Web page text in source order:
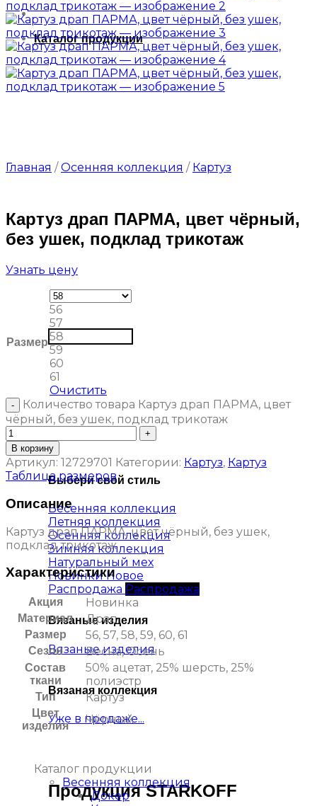
Каталог продукции
Выбери свой стиль
Весенняя коллекция
Летняя коллекция
Осенняя коллекция
Зимняя коллекция
Натуральный мех
Новинки
Распродажа
Вязаные изделия
Вязаные изделия
Вязаная коллекция
Уже в продаже...
Продукция STARKOFF
Главная / Осенняя коллекция / Картуз
Картуз драп ПАРМА, цвет чёрный,
без ушек, подклад трикотаж
Узнать цену
Размер
56
57
58
59
60
61
Очистить
Количество товара Картуз драп ПАРМА, цвет
чёрный, без ушек, подклад трикотаж
В корзину
Артикул: 12729701 Категории: Картуз, Картуз
Таблица размеров
Описание
Картуз драп ПАРМА, цвет чёрный, без ушек,
подклад трикотаж
Характеристики
Акция Новинка
Материал Драп
Размер 56, 57, 58, 59, 60, 61
Сезон Весна, Осень
Состав
ткани
50% ацетат, 25% шерсть, 25%
полиэстр
Тип Картуз
Цвет
изделия
Чёрный
Каталог продукции
Весенняя коллекция
Докер